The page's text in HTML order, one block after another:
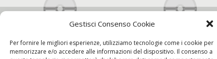
Gestisci Consenso Cookie
Per fornire le migliori esperienze, utilizziamo tecnologie come i cookie per
memorizzare e/o accedere alle informazioni del dispositivo. Il consenso a